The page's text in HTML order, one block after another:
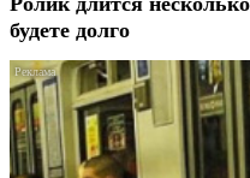
будете долго